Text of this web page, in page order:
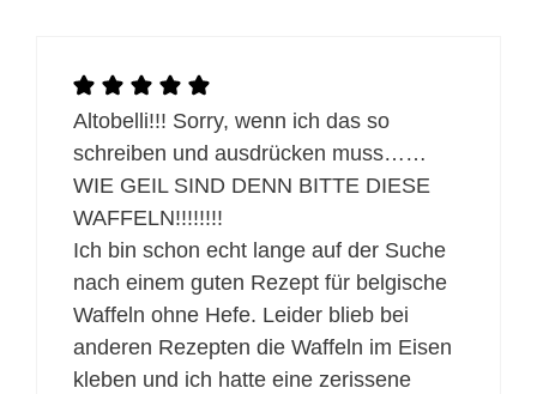
Altobelli!!! Sorry, wenn ich das so
schreiben und ausdrücken muss……
WIE GEIL SIND DENN BITTE DIESE
WAFFELN!!!!!!!!
Ich bin schon echt lange auf der Suche
nach einem guten Rezept für belgische
Waffeln ohne Hefe. Leider blieb bei
anderen Rezepten die Waffeln im Eisen
kleben und ich hatte eine zerissene